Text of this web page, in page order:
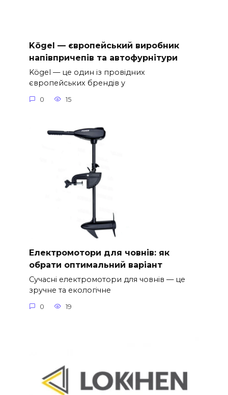
Kögel — європейський виробник
напівпричепів та автофурнітури
Kögel — це один із провідних
європейських брендів у
0 15
Електромотори для човнів: як
обрати оптимальний варіант
Сучасні електромотори для човнів — це
зручне та екологічне
0 19